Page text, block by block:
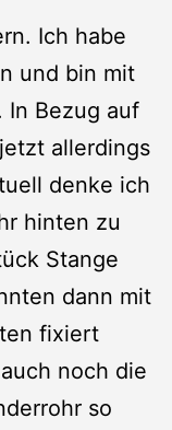
Ich habe
und bin mit
In Bezug auf
allerdings
denke ich
hinten zu
Stange
dann mit
fixiert
noch die
so